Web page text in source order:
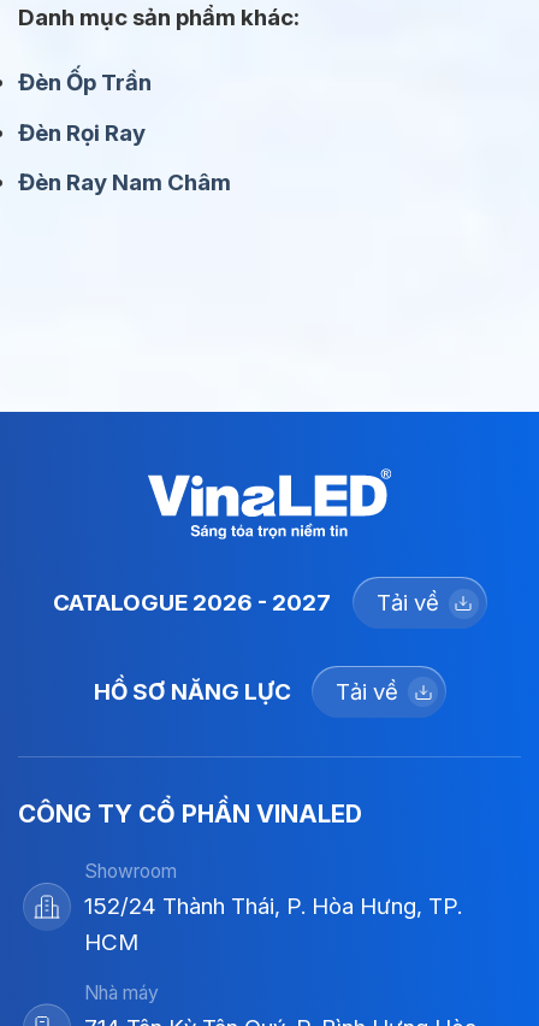
Danh mục sản phẩm khác:
Đèn Ốp Trần
Đèn Rọi Ray
Đèn Ray Nam Châm
CATALOGUE 2026 - 2027 Tải về
HỒ SƠ NĂNG LỰC Tải về
CÔNG TY CỔ PHẦN VINALED
Showroom
152/24 Thành Thái, P. Hòa Hưng, TP.
HCM
Nhà máy